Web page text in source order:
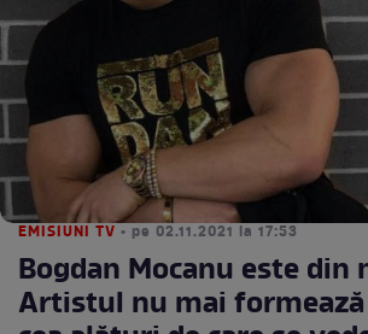
EMISIUNI TV • pe 02.11.2021 la 17:53
Bogdan Mocanu este din
Artistul nu mai